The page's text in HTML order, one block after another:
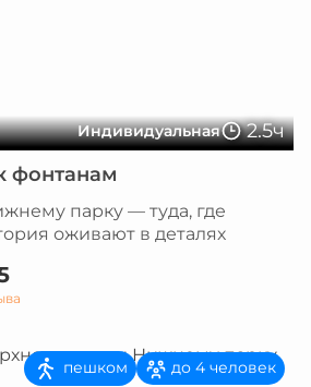
Индивидуальная 2.5ч
фонтанам
парку — туда, где
оживают в деталях
пешком до 4 человек